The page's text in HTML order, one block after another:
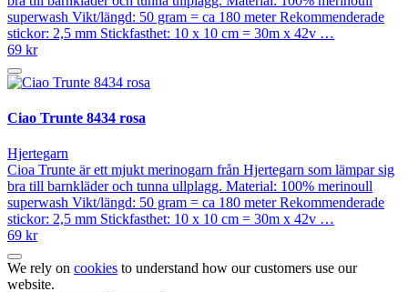
superwash Vikt/längd: 50 gram = ca 180 meter Rekommenderade
stickor: 2,5 mm Stickfasthet: 10 x 10 cm = 30m x 42v …
69 kr
Ciao Trunte 8434 rosa
Hjertegarn
Cioa Trunte är ett mjukt merinogarn från Hjertegarn som lämpar sig
bra till barnkläder och tunna ullplagg. Material: 100% merinoull
superwash Vikt/längd: 50 gram = ca 180 meter Rekommenderade
stickor: 2,5 mm Stickfasthet: 10 x 10 cm = 30m x 42v …
69 kr
We rely on cookies to understand how our customers use our
website.